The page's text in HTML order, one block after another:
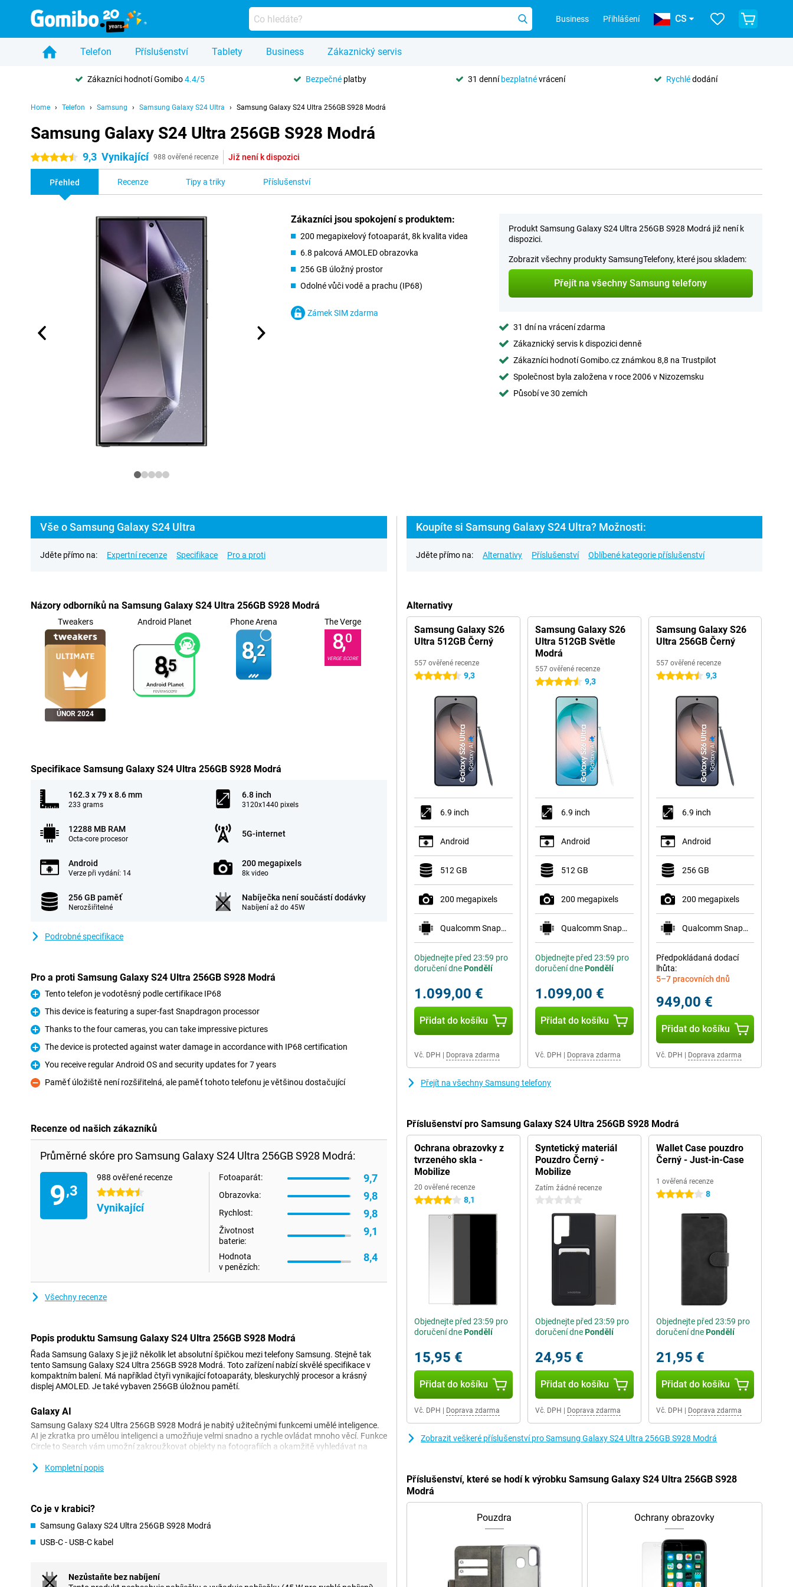
Business Přihlášení CS
Telefon Příslušenství Tablety Business Zákaznický servis
Zákazníci hodnotí Gomibo4.4/5 Bezpečné platby 31 denníbezplatnévrácení Rychlédodání
Home Telefon Samsung Samsung Galaxy S24 Ultra Samsung Galaxy S24 Ultra 256GB S928 Modrá
Samsung Galaxy S24 Ultra 256GB S928 Modrá
4.5 hvězdičky 9,3 Vynikající 988 ověřené recenze Již není k dispozici
Přehled Recenze Tipy a triky Příslušenství
Zákazníci jsou spokojení s produktem:
200 megapixelový fotoaparát, 8k kvalita videa
6.8 palcová AMOLED obrazovka
256 GB úložný prostor
Odolné vůči vodě a prachu (IP68)
Zámek SIM zdarma
Produkt Samsung Galaxy S24 Ultra 256GB S928 Modrá již není k
dispozici.
Zobrazit všechny produkty SamsungTelefony, které jsou skladem:
Přejít na všechny Samsung telefony
31 dní na vrácení zdarma
Zákaznický servis k dispozici denně
Zákazníci hodnotí Gomibo.cz známkou 8,8 na Trustpilot
Společnost byla založena v roce 2006 v Nizozemsku
Působí ve 30 zemích
Vše o Samsung Galaxy S24 Ultra
Jděte přímo na: Expertní recenze Specifikace Pro a proti
Názory odborníků na Samsung Galaxy S24 Ultra 256GB S928 Modrá
Tweakers
ÚNOR 2024
Android Planet
8,5
Phone Arena
8,2
The Verge
8,0
VERGE SCORE
Specifikace Samsung Galaxy S24 Ultra 256GB S928 Modrá
162.3 x 79 x 8.6 mm
233 grams
6.8 inch
3120x1440 pixels
12288 MB RAM
Octa-core procesor
5G-internet
Android
Verze při vydání: 14
200 megapixels
8k video
256 GB paměť
Nerozšiřitelné
Nabíječka není součástí dodávky
Nabíjení až do 45W
Podrobné specifikace
Pro a proti Samsung Galaxy S24 Ultra 256GB S928 Modrá
Pro
Tento telefon je vodotěsný podle certifikace IP68
Pro
This device is featuring a super-fast Snapdragon processor
Pro
Thanks to the four cameras, you can take impressive pictures
Pro
The device is protected against water damage in accordance with IP68 certification
Pro
You receive regular Android OS and security updates for 7 years
Proti
Paměť úložiště není rozšiřitelná, ale paměť tohoto telefonu je většinou dostačující
Recenze od našich zákazníků
Průměrné skóre pro Samsung Galaxy S24 Ultra 256GB S928 Modrá:
9,3
988 ověřené recenze
4.5 hvězdičky
Vynikající
Fotoaparát: 9,7
Obrazovka: 9,8
Rychlost: 9,8
Životnost
baterie:
9,1
Hodnota
v penězích:
8,4
Všechny recenze
Popis produktu Samsung Galaxy S24 Ultra 256GB S928 Modrá
Řada Samsung Galaxy S je již několik let absolutní špičkou mezi telefony Samsung. Stejně tak
tento Samsung Galaxy S24 Ultra 256GB S928 Modrá. Toto zařízení nabízí skvělé specifikace v
kompaktním balení. Má například čtyři vynikající fotoaparáty, bleskurychlý procesor a krásný
displej AMOLED. Je také vybaven 256GB úložnou pamětí.
Galaxy AI
Samsung Galaxy S24 Ultra 256GB S928 Modrá je nabitý užitečnými funkcemi umělé inteligence.
AI je zkratka pro umělou inteligenci a umožňuje velmi snadno a rychle ovládat mnoho věcí. Funkce
Circle to Search vám umožní zakroužkovat objekty na fotografiích a okamžitě vyhledávat na
chcete psát zprávy formálním nebo neformálním stylem. Můžete také bez námahy telefonovat v
použít funkci Autoformat, která automaticky pěkně naformátuje váš text, nebo jej nechat shrnout
dlouhé části textu.
Tři vynikající fotoaparáty
Primární fotoaparát má 200 megapixelů. Díky tomu budete moci pořizovat skvělé snímky ve
většině situací. Abyste mohli pořizovat opravdu skvělé snímky v každé situaci, přidala společnost
Kompletní popis
Co je v krabici?
Samsung Galaxy S24 Ultra 256GB S928 Modrá
USB-C - USB-C kabel
Nezůstaňte bez nabíjení
Koupíte si Samsung Galaxy S24 Ultra? Možnosti:
Jděte přímo na: Alternativy Příslušenství Oblíbené kategorie příslušenství
Alternativy
Samsung Galaxy S26
Ultra 512GB Černý
557 ověřené recenze
4.5 hvězdičky9,3
6.9 inch
Android
512 GB
200 megapixels
Qualcomm Snapdragon 8 Elite Gen 5 for Galaxy
Objednejte před 23:59 pro
doručení dnePondělí
1.099,00 €
Přidat do košíku
Vč. DPH Doprava zdarma
Samsung Galaxy S26
Ultra 512GB Světle
Modrá
557 ověřené recenze
4.5 hvězdičky9,3
6.9 inch
Android
512 GB
200 megapixels
Qualcomm Snapdragon 8 Elite Gen 5 for Galaxy
Objednejte před 23:59 pro
doručení dnePondělí
1.099,00 €
Přidat do košíku
Vč. DPH Doprava zdarma
Samsung Galaxy S26
Ultra 256GB Černý
557 ověřené recenze
4.5 hvězdičky9,3
6.9 inch
Android
256 GB
200 megapixels
Qualcomm Snapdragon 8 Elite Gen 5 for Galaxy
Předpokládaná dodací
lhůta:
5–7 pracovních dnů
949,00 €
Přidat do košíku
Vč. DPH Doprava zdarma
Přejít na všechny Samsung telefony
Příslušenství pro Samsung Galaxy S24 Ultra 256GB S928 Modrá
Ochrana obrazovky z
tvrzeného skla -
Mobilize
20 ověřené recenze
4 hvězdičky 8,1
Objednejte před 23:59 pro
doručení dnePondělí
15,95 €
Přidat do košíku
Vč. DPH Doprava zdarma
Syntetický materiál
Pouzdro Černý -
Mobilize
Zatím žádné recenze
0 hvězdičky
Objednejte před 23:59 pro
doručení dnePondělí
24,95 €
Přidat do košíku
Vč. DPH Doprava zdarma
Wallet Case pouzdro
Černý - Just-in-Case
1 ověřená recenze
4 hvězdičky 8
Objednejte před 23:59 pro
doručení dnePondělí
21,95 €
Přidat do košíku
Vč. DPH Doprava zdarma
Zobrazit veškeré příslušenství pro Samsung Galaxy S24 Ultra 256GB S928 Modrá
Příslušenství, které se hodí k výrobku Samsung Galaxy S24 Ultra 256GB S928
Modrá
Pouzdra Ochrany obrazovky